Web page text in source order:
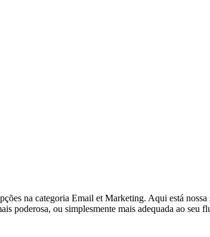
na categoria Email et Marketing. Aqui está
poderosa, ou simplesmente mais adequada ao